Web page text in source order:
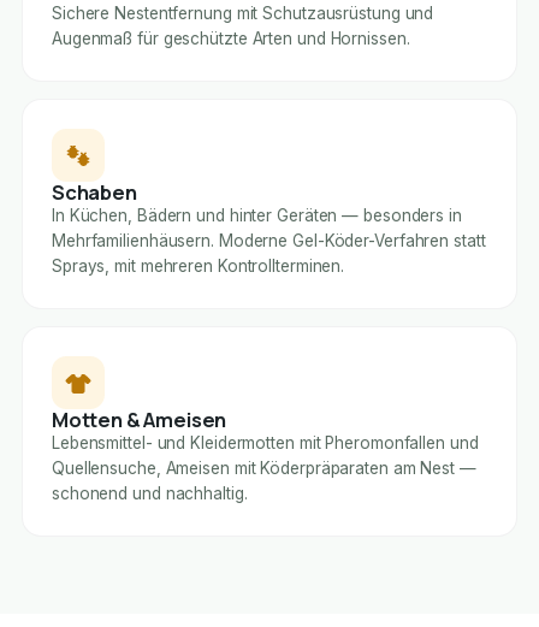
Sichere Nestentfernung mit Schutzausrüstung und
Augenmaß für geschützte Arten und Hornissen.
Schaben
In Küchen, Bädern und hinter Geräten — besonders in
Mehrfamilienhäusern. Moderne Gel-Köder-Verfahren statt
Sprays, mit mehreren Kontrollterminen.
Motten & Ameisen
Lebensmittel- und Kleidermotten mit Pheromonfallen und
Quellensuche, Ameisen mit Köderpräparaten am Nest —
schonend und nachhaltig.